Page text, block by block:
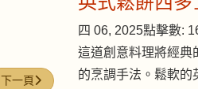
下一篇文章: 今日煮意 ( #102 )
下一頁
四 06, 2025點擊數:
這道創意料理將經典
的烹調手法。鬆軟的